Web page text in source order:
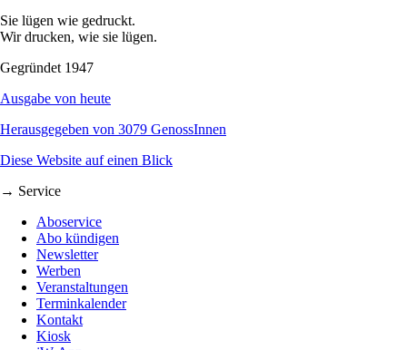
Sie lügen wie gedruckt.
Wir drucken, wie sie lügen.
Gegründet 1947
Ausgabe von heute
Herausgegeben von 3079 GenossInnen
Diese Website auf einen Blick
→ Service
Aboservice
Abo kündigen
Newsletter
Werben
Veranstaltungen
Terminkalender
Kontakt
Kiosk